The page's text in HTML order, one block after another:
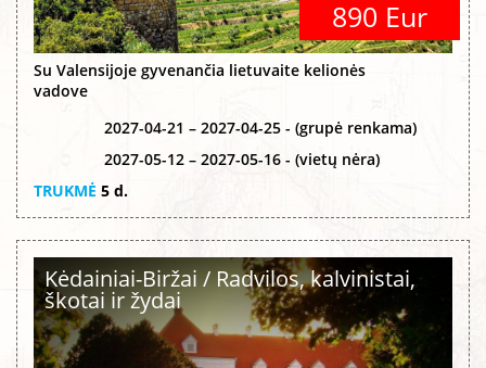
890 Eur
Su Valensijoje gyvenančia lietuvaite kelionės
vadove
2027-04-21 – 2027-04-25 - (grupė renkama)
2027-05-12 – 2027-05-16 - (vietų nėra)
TRUKMĖ 5 d.
Kėdainiai-Biržai / Radvilos, kalvinistai,
škotai ir žydai